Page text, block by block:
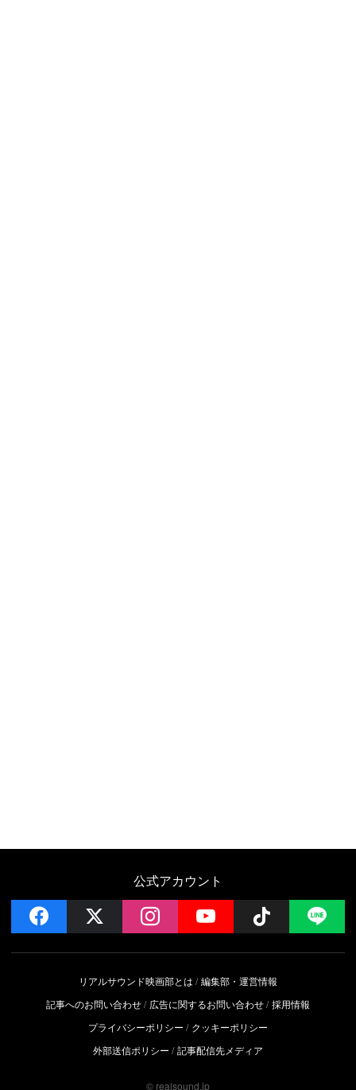
公式アカウント
facebook instagramYouTube Follow
リアルサウンド映画部とは
編集部・運営情報
記事へのお問い合わせ
広告に関するお問い合わせ 採用情報
プライバシーポリシー
クッキーポリシー
外部送信ポリシー
記事配信先メディア
© realsound.jp